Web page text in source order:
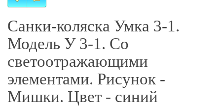
Санки-коляска Умка 3-1.
Модель У 3-1. Со
светоотражающими
элементами. Рисунок -
Мишки. Цвет - синий